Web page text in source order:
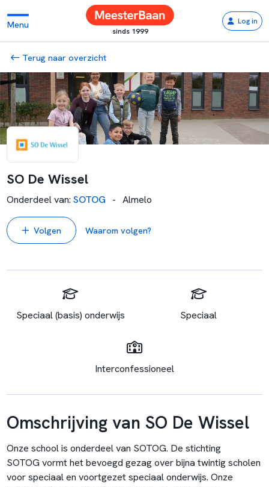
Menu
sinds 1999
Log in
Terug naar overzicht
SO De Wissel
Onderdeel van: SOTOG - Almelo
Volgen Waarom volgen?
Speciaal (basis) onderwijs Speciaal
Interconfessioneel
Omschrijving van SO De Wissel
Onze school is onderdeel van SOTOG. De stichting
SOTOG vormt het bevoegd gezag over bijna twintig scholen
voor speciaal en voortgezet speciaal onderwijs. Onze